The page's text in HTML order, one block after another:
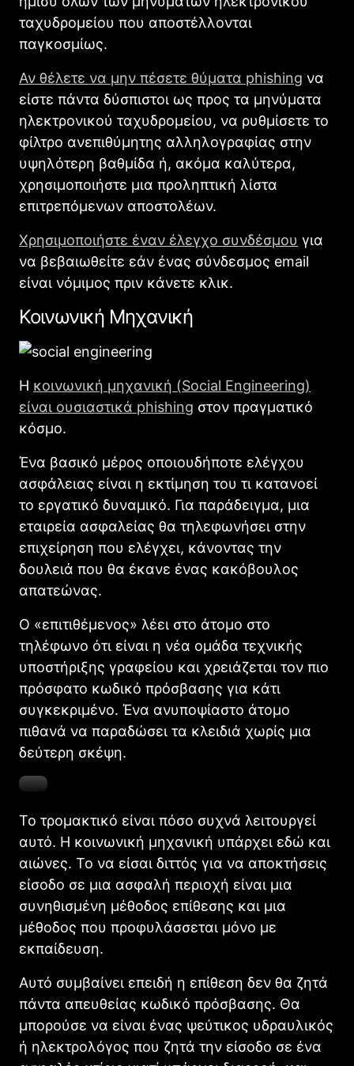
ταχυδρομείου που αποστέλλονται
παγκοσμίως.
Αν θέλετε να μην πέσετε θύματα phishing να
είστε πάντα δύσπιστοι ως προς τα μηνύματα
ηλεκτρονικού ταχυδρομείου, να ρυθμίσετε το
φίλτρο ανεπιθύμητης αλληλογραφίας στην
υψηλότερη βαθμίδα ή, ακόμα καλύτερα,
χρησιμοποιήστε μια προληπτική λίστα
επιτρεπόμενων αποστολέων.
Χρησιμοποιήστε έναν έλεγχο συνδέσμου για
να βεβαιωθείτε εάν ένας σύνδεσμος email
είναι νόμιμος πριν κάνετε κλικ.
Κοινωνική Μηχανική
Η κοινωνική μηχανική (Social Engineering)
είναι ουσιαστικά phishing στον πραγματικό
κόσμο.
Ένα βασικό μέρος οποιουδήποτε ελέγχου
ασφάλειας είναι η εκτίμηση του τι κατανοεί
το εργατικό δυναμικό. Για παράδειγμα, μια
εταιρεία ασφαλείας θα τηλεφωνήσει στην
επιχείρηση που ελέγχει, κάνοντας την
δουλειά που θα έκανε ένας κακόβουλος
απατεώνας.
Ο «επιτιθέμενος» λέει στο άτομο στο
τηλέφωνο ότι είναι η νέα ομάδα τεχνικής
υποστήριξης γραφείου και χρειάζεται τον πιο
πρόσφατο κωδικό πρόσβασης για κάτι
συγκεκριμένο. Ένα ανυποψίαστο άτομο
πιθανά να παραδώσει τα κλειδιά χωρίς μια
δεύτερη σκέψη.
Το τρομακτικό είναι πόσο συχνά λειτουργεί
αυτό. Η κοινωνική μηχανική υπάρχει εδώ και
αιώνες. Το να είσαι διττός για να αποκτήσεις
είσοδο σε μια ασφαλή περιοχή είναι μια
συνηθισμένη μέθοδος επίθεσης και μια
μέθοδος που προφυλάσσεται μόνο με
εκπαίδευση.
Αυτό συμβαίνει επειδή η επίθεση δεν θα ζητά
πάντα απευθείας κωδικό πρόσβασης. Θα
μπορούσε να είναι ένας ψεύτικος υδραυλικός
ή ηλεκτρολόγος που ζητά την είσοδο σε ένα